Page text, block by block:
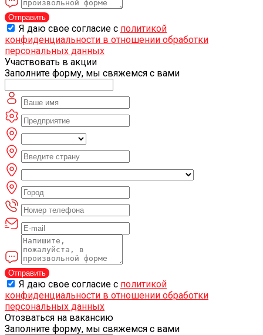
Отправить
Я даю свое согласие с политикой
конфиденциальности в отношении обработки
персональных данных
Участвовать в акции
Заполните форму, мы свяжемся с вами
Отправить
Я даю свое согласие с политикой
конфиденциальности в отношении обработки
персональных данных
Отозваться на вакансию
Заполните форму, мы свяжемся с вами